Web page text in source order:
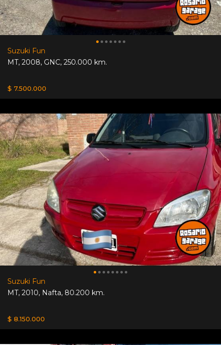
Suzuki Fun
MT, 2008, GNC, 250.000 km.
$ 7.500.000
Suzuki Fun
MT, 2010, Nafta, 80.200 km.
$ 8.150.000